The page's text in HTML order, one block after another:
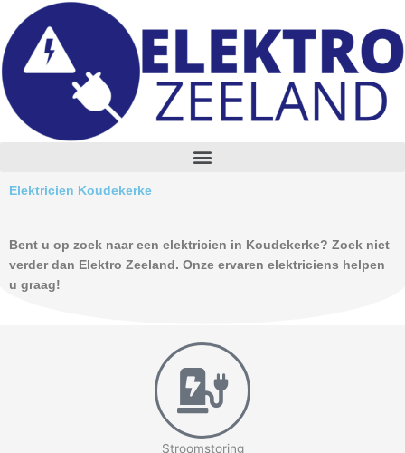
content
M
e
Elektricien Koudekerke
Bent u op zoek naar een elektricien in Koudekerke? Zoek niet
verder dan Elektro Zeeland. Onze ervaren elektriciens helpen
u graag!
Stroomstoring